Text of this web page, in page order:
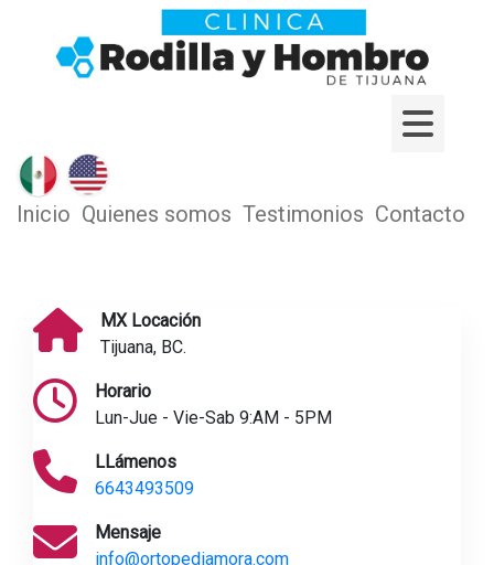
Inicio Quienes somos Testimonios Contacto
MX Locación
Tijuana, BC.
Horario
Lun-Jue - Vie-Sab 9:AM - 5PM
LLámenos
6643493509
Mensaje
info@ortopediamora.com